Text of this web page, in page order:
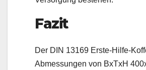
Fazit
Der DIN 13169 Erste-Hilfe-
Abmessungen von BxTxH